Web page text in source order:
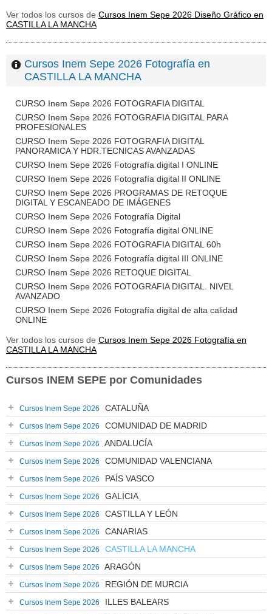
Ver todos los cursos de Cursos Inem Sepe 2026 Diseño Gráfico en
CASTILLA LA MANCHA
Cursos Inem Sepe 2026 Fotografía en
CASTILLA LA MANCHA
CURSO Inem Sepe 2026 FOTOGRAFIA DIGITAL
CURSO Inem Sepe 2026 FOTOGRAFIA DIGITAL PARA
PROFESIONALES
CURSO Inem Sepe 2026 FOTOGRAFIA DIGITAL
PANORAMICA Y HDR.TECNICAS AVANZADAS
CURSO Inem Sepe 2026 Fotografía digital I ONLINE
CURSO Inem Sepe 2026 Fotografía digital II ONLINE
CURSO Inem Sepe 2026 PROGRAMAS DE RETOQUE
DIGITAL Y ESCANEADO DE IMÁGENES
CURSO Inem Sepe 2026 Fotografía Digital
CURSO Inem Sepe 2026 Fotografía digital ONLINE
CURSO Inem Sepe 2026 FOTOGRAFIA DIGITAL 60h
CURSO Inem Sepe 2026 Fotografía digital III ONLINE
CURSO Inem Sepe 2026 RETOQUE DIGITAL
CURSO Inem Sepe 2026 FOTOGRAFIA DIGITAL. NIVEL
AVANZADO
CURSO Inem Sepe 2026 Fotografía digital de alta calidad
ONLINE
Ver todos los cursos de Cursos Inem Sepe 2026 Fotografía en
CASTILLA LA MANCHA
Cursos INEM SEPE por Comunidades
Cursos Inem Sepe 2026 CATALUÑA
Cursos Inem Sepe 2026 COMUNIDAD DE MADRID
Cursos Inem Sepe 2026 ANDALUCÍA
Cursos Inem Sepe 2026 COMUNIDAD VALENCIANA
Cursos Inem Sepe 2026 PAÍS VASCO
Cursos Inem Sepe 2026 GALICIA
Cursos Inem Sepe 2026 CASTILLA Y LEÓN
Cursos Inem Sepe 2026 CANARIAS
Cursos Inem Sepe 2026 CASTILLA LA MANCHA
Cursos Inem Sepe 2026 ARAGÓN
Cursos Inem Sepe 2026 REGIÓN DE MURCIA
Cursos Inem Sepe 2026 ILLES BALEARS